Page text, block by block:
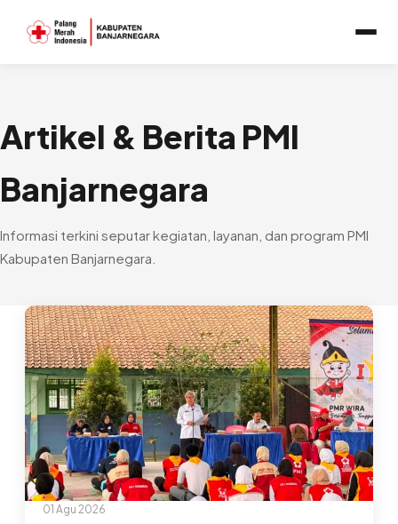
Artikel & Berita PMI
Banjarnegara
Informasi terkini seputar kegiatan, layanan, dan program PMI
Kabupaten Banjarnegara.
01 Agu 2026